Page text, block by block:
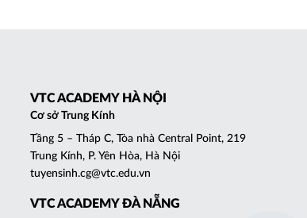
VTC ACADEMY HÀ NỘI
Cơ sở Trung Kính
Tầng 5 – Tháp C, Tòa nhà Central Point, 219
Trung Kính, P. Yên Hòa, Hà Nội
tuyensinh.cg@vtc.edu.vn
VTC ACADEMY ĐÀ NẴNG